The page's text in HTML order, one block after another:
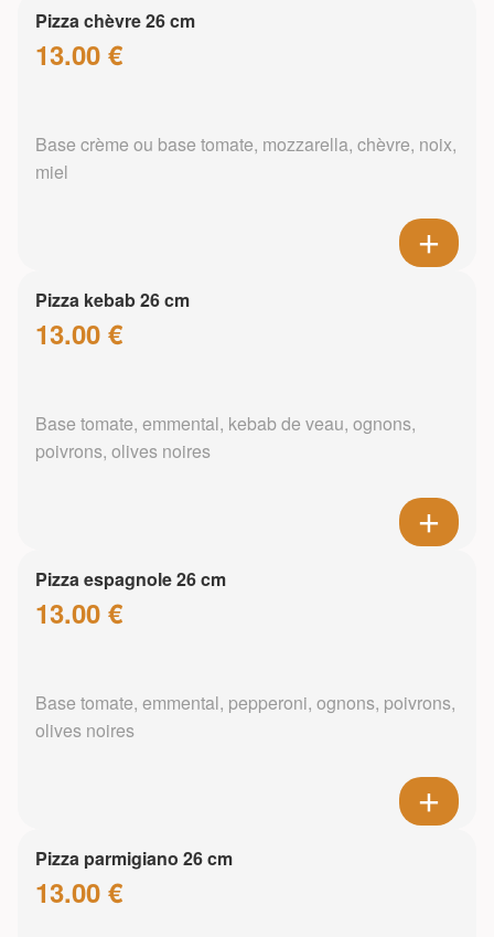
Pizza chèvre 26 cm
13.00 €
Base crème ou base tomate, mozzarella, chèvre, noix,
miel
Pizza kebab 26 cm
13.00 €
Base tomate, emmental, kebab de veau, ognons,
poivrons, olives noires
Pizza espagnole 26 cm
13.00 €
Base tomate, emmental, pepperoni, ognons, poivrons,
olives noires
Pizza parmigiano 26 cm
13.00 €